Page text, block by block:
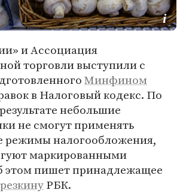
и Ассоциация
торговли выступили с
Минфином
в Налоговый кодекс. По
небольшие
не смогут применять
режимы налогообложения,
маркированными
этом пишет принадлежащее
РБК.